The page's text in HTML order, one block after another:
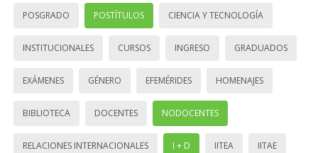
POSGRADO POSTÍTULOS CIENCIA Y TECNOLOGÍA
INSTITUCIONALES CURSOS INGRESO GRADUADOS
EXÁMENES GÉNERO EFEMÉRIDES HOMENAJES
BIBLIOTECA DOCENTES NODOCENTES
RELACIONES INTERNACIONALES I + D IITEA IITAE